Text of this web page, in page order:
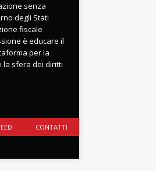
senza
degli Stati
fiscale
è educare il
per la
la sfera dei diritti
CONTATTI